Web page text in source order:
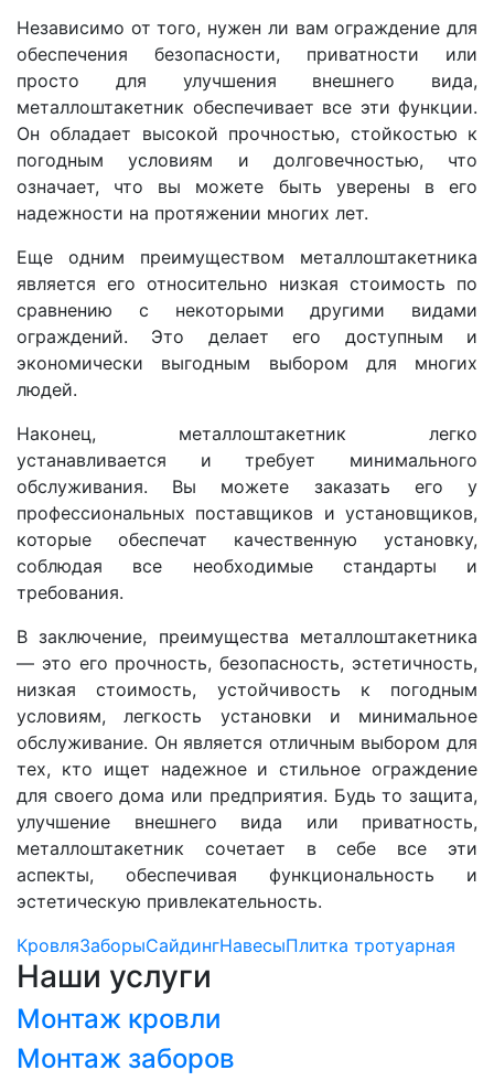
КровляЗаборыСайдингНавесыПлитка тротуарная
Независимо от того, нужен ли вам ограждение для
обеспечения безопасности, приватности или
просто для улучшения внешнего вида,
металлоштакетник обеспечивает все эти функции.
Он обладает высокой прочностью, стойкостью к
погодным условиям и долговечностью, что
означает, что вы можете быть уверены в его
надежности на протяжении многих лет.
Еще одним преимуществом металлоштакетника
является его относительно низкая стоимость по
сравнению с некоторыми другими видами
ограждений. Это делает его доступным и
экономически выгодным выбором для многих
людей.
Наконец, металлоштакетник легко
устанавливается и требует минимального
обслуживания. Вы можете заказать его у
профессиональных поставщиков и установщиков,
которые обеспечат качественную установку,
соблюдая все необходимые стандарты и
требования.
В заключение, преимущества металлоштакетника
— это его прочность, безопасность, эстетичность,
низкая стоимость, устойчивость к погодным
условиям, легкость установки и минимальное
обслуживание. Он является отличным выбором для
тех, кто ищет надежное и стильное ограждение
для своего дома или предприятия. Будь то защита,
улучшение внешнего вида или приватность,
металлоштакетник сочетает в себе все эти
аспекты, обеспечивая функциональность и
эстетическую привлекательность.
Наши услуги
Монтаж кровли
Монтаж заборов